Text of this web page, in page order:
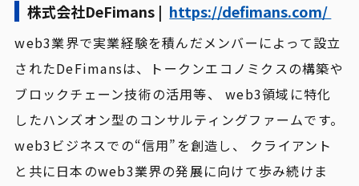
株式会社DeFimans | https://defimans.com/
web3業界で実業経験を積んだメンバーによって設立
されたDeFimansは、トークンエコノミクスの構築や
ブロックチェーン技術の活用等、 web3領域に特化
したハンズオン型のコンサルティングファームです。
web3ビジネスでの“信用”を創造し、 クライアント
と共に日本のweb3業界の発展に向けて歩み続けま